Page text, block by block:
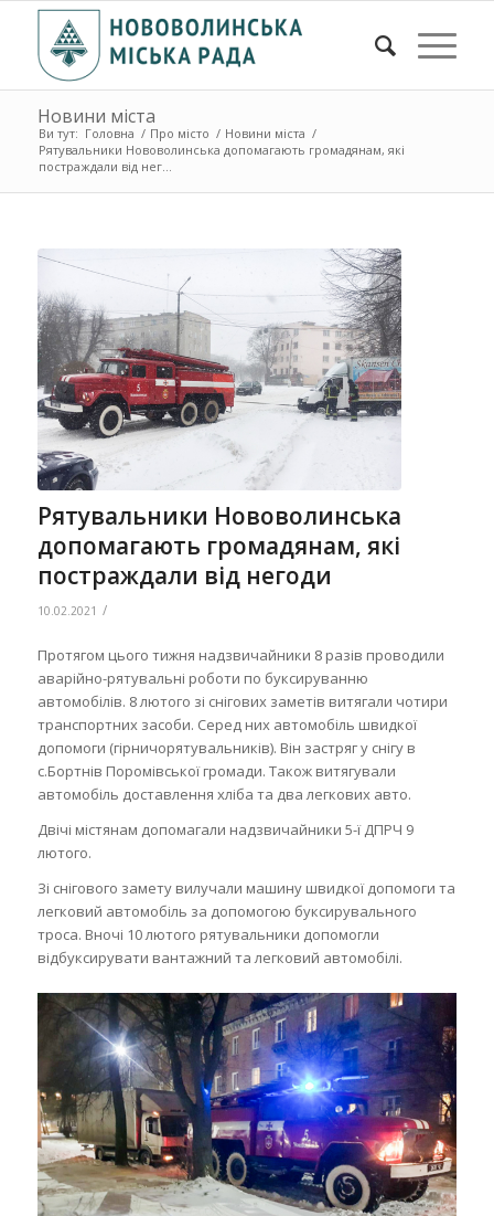
Новини міста
Ви тут: Головна / Про місто / Новини міста /
Рятувальники Нововолинська допомагають громадянам, які
постраждали від нег...
Рятувальники Нововолинська
допомагають громадянам, які
постраждали від негоди
10.02.2021 /
Протягом цього тижня надзвичайники 8 разів проводили
аварійно-рятувальні роботи по буксируванню
автомобілів. 8 лютого зі снігових заметів витягали чотири
транспортних засоби. Серед них автомобіль швидкої
допомоги (гірничорятувальників). Він застряг у снігу в
с.Бортнів Поромівської громади. Також витягували
автомобіль доставлення хліба та два легкових авто.
Двічі містянам допомагали надзвичайники 5-ї ДПРЧ 9
лютого.
Зі снігового замету вилучали машину швидкої допомоги та
легковий автомобіль за допомогою буксирувального
троса. Вночі 10 лютого рятувальники допомогли
відбуксирувати вантажний та легковий автомобілі.